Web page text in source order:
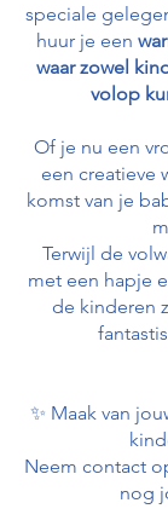
speciale
huur je een
waar zowel
volop
Of je nu een
een creatieve
komst van je
Terwijl de
met een hapje
de kinderen
✨ Maak van
Neem contact
nog